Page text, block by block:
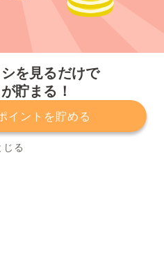
を見るだけで
貯まる！
イントを貯める
じる
利用規約
運営会社
わせ